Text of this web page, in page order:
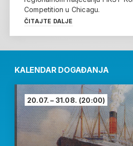
Competition u Chicagu.
ČITAJTE DALJE
KALENDAR DOGAĐANJA
20.07. – 31.08. (20:00)